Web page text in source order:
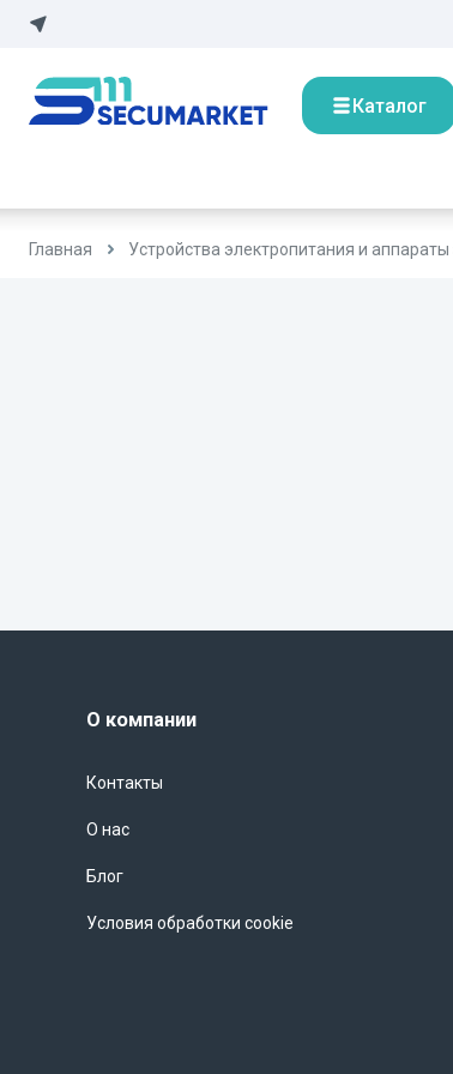
Каталог
Главная Устройства электропитания и
О компании
Контакты
О нас
Блог
Условия обработки cookie